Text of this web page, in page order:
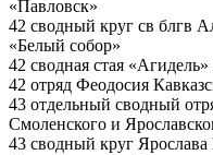
«Павловск»
42 сводный круг св блгв
«Белый собор»
42 сводная стая «Агидель»
42 отряд Феодосия
43 отдельный сводный
Смоленского и
43 сводный круг